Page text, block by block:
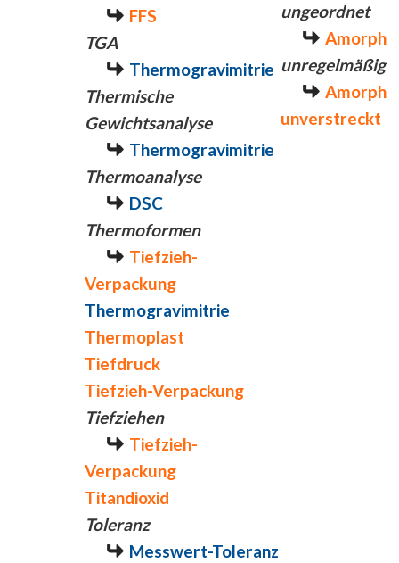
FFS
TGA
Thermogravimitrie
Thermische
Gewichtsanalyse
Thermogravimitrie
Thermoanalyse
DSC
Thermoformen
Tiefzieh-
Verpackung
Thermogravimitrie
Thermoplast
Tiefdruck
Tiefzieh-Verpackung
Tiefziehen
Tiefzieh-
Verpackung
Titandioxid
Toleranz
Messwert-Toleranz
ungeordnet
Amorph
unregelmäßig
Amorph
unverstreckt